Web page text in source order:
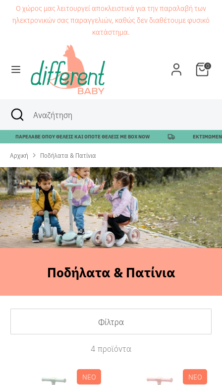
Μετάβαση
Ο χώρος μας λειτουργεί αποκλειστικά για την παραλαβή των
ηλεκτρονικών σας παραγγελιών, καθώς δεν διαθέτουμε φυσικό
κατάστημα.
0
Αναζήτηση
Sales
ΑναζήτησηΑναζήτηση
Κλείσιμο
αναζήτησης
ΠΑΡΕΛΑΒΕ ΟΠΟΥ ΘΕΛΕΙΣ ΚΑΙ ΟΠΟΤΕ ΘΕΛΕΙΣ ΜΕ BOX NOW
Αρχική Ποδήλατα & Πατίνια
Ποδήλατα & Πατίνια
Φίλτρα
4 προϊόντα
ΝΕΟ ΝΕΟ